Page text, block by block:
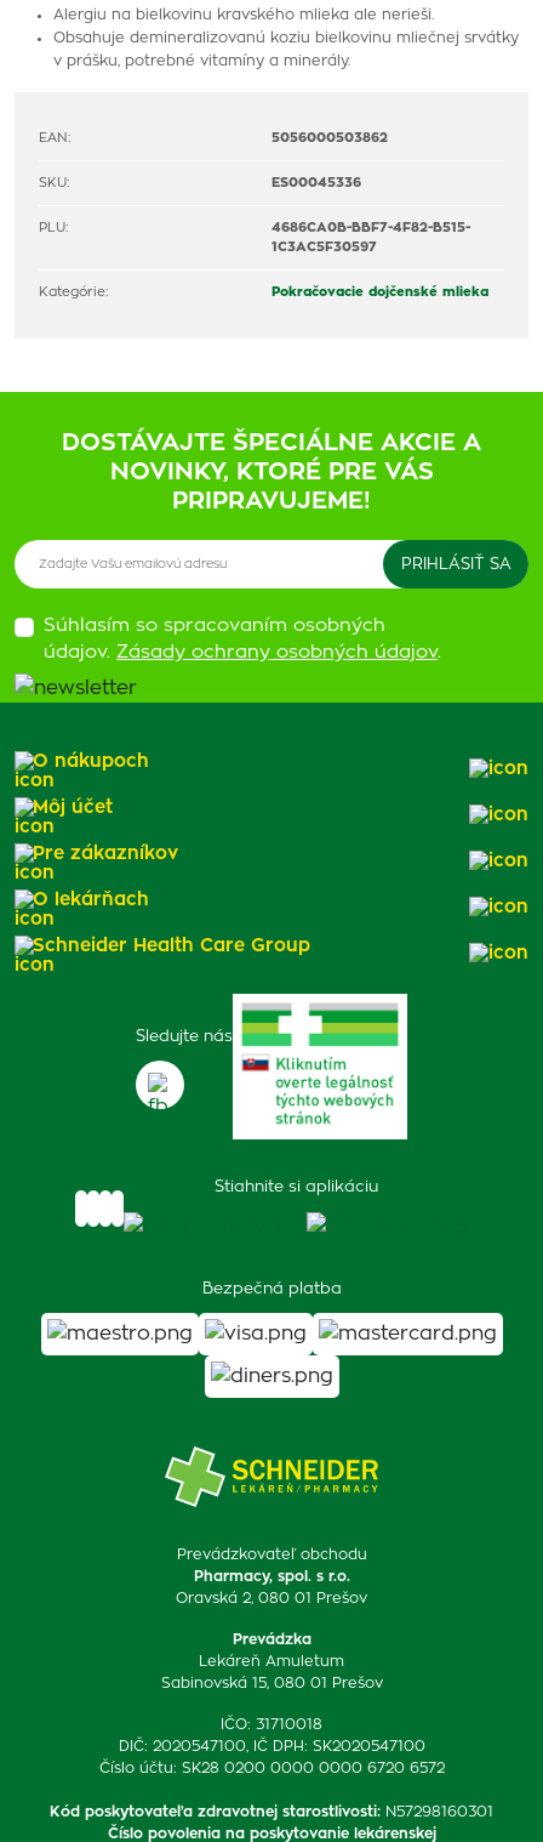
Alergiu na bielkovinu kravského mlieka ale nerieši.
Obsahuje demineralizovanú koziu bielkovinu mliečnej srvátky
v prášku, potrebné vitamíny a minerály.
EAN: 5056000503862
SKU: ES00045336
PLU:
4686CA0B-BBF7-4F82-B515-
1C3AC5F30597
Kategórie: Pokračovacie dojčenské mlieka
DOSTÁVAJTE ŠPECIÁLNE AKCIE A
NOVINKY, KTORÉ PRE VÁS
PRIPRAVUJEME!
Súhlasím so spracovaním osobných
údajov. Zásady ochrany osobných údajov.
Prevádzkovateľ obchodu
Pharmacy, spol. s r.o.
Oravská 2, 080 01 Prešov
Prevádzka
Lekáreň Amuletum
Sabinovská 15, 080 01 Prešov
IČO: 31710018
DIČ: 2020547100, IČ DPH: SK2020547100
Číslo účtu: SK28 0200 0000 0000 6720 6572
Kód poskytovateľa zdravotnej starostlivosti: N57298160301
Číslo povolenia na poskytovanie lekárenskej
Sledujte nás
Stiahnite si aplikáciu
Bezpečná platba
O nákupoch
Môj účet
Pre zákazníkov
O lekárňach
Schneider Health Care Group